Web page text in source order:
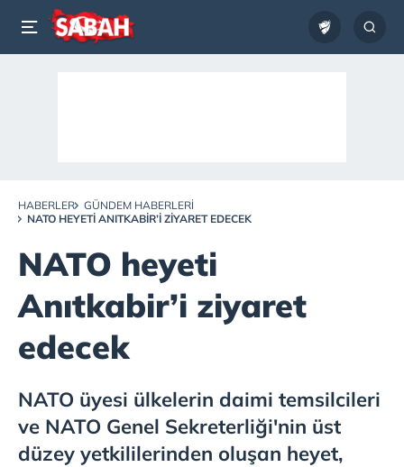
HABERLER
GÜNDEM HABERLERI
NATO HEYETI ANITKABIR’I ZIYARET EDECEK
NATO heyeti
Anıtkabir’i ziyaret
edecek
NATO üyesi ülkelerin daimi temsilcileri
ve NATO Genel Sekreterliği'nin üst
düzey yetkililerinden oluşan heyet,